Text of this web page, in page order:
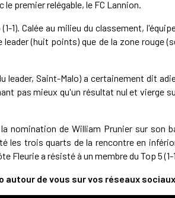
le premier relégable, le FC Lannion.
1). Calée au milieu du classement,
(huit points) que de la zone rouge
leader, Saint-Malo) a certainement dit
pas mieux qu'un résultat nul et vierge
nomination de William Prunier sur son
les trois quarts de la rencontre en
Fleurie a résisté à un membre du Top 5 (1-
de vous sur vos réseaux